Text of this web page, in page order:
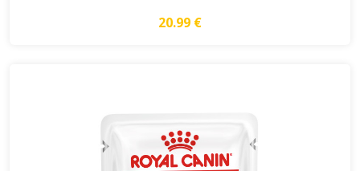
20.99 €